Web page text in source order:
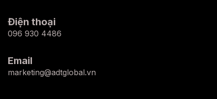
Điện thoại
096 930 4486
Email
marketing@adtglobal.vn